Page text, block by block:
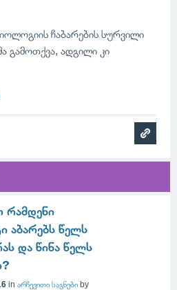
ჩაბარების სურვილი
გამოთქვა, ადგილი კი
რამდენი
აბარებს წელს
და წინა წელს
in არჩევითი საგნები by